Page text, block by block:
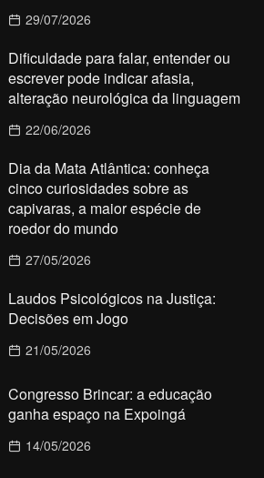
29/07/2026
Dificuldade para falar, entender ou
escrever pode indicar afasia,
alteração neurológica da linguagem
22/06/2026
Dia da Mata Atlântica: conheça
cinco curiosidades sobre as
capivaras, a maior espécie de
roedor do mundo
27/05/2026
Laudos Psicológicos na Justiça:
Decisões em Jogo
21/05/2026
Congresso Brincar: a educação
ganha espaço na Expoingá
14/05/2026